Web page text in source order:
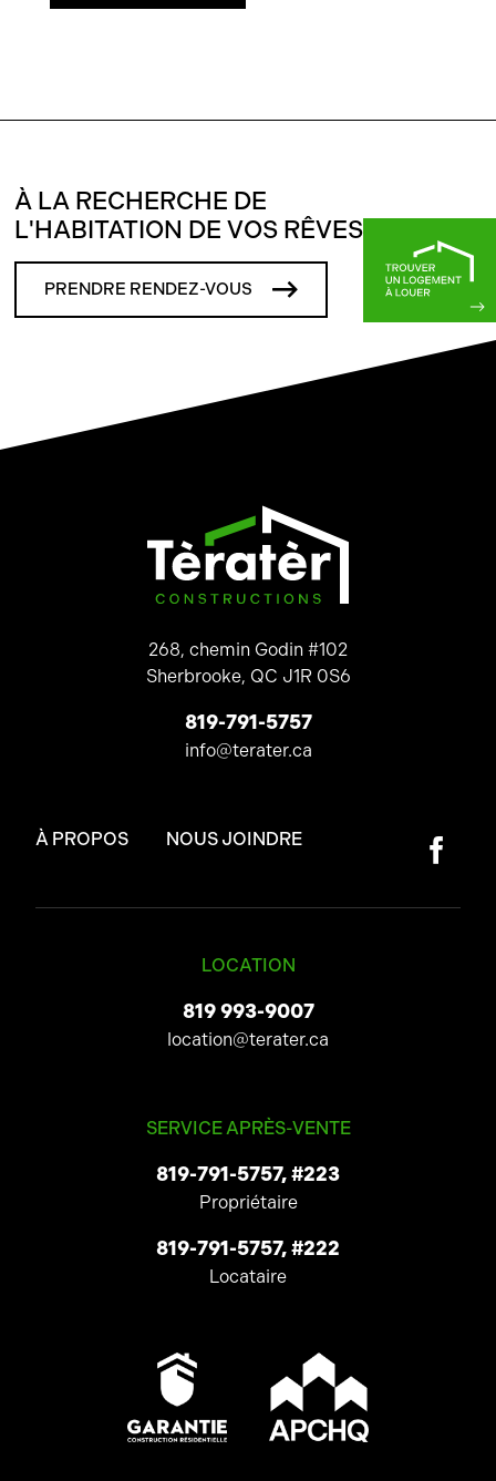
À LA RECHERCHE DE
L'HABITATION DE VOS RÊVES?
PRENDRE RENDEZ-VOUS
268, chemin Godin #102
Sherbrooke, QC J1R 0S6
819-791-5757
info@terater.ca
À PROPOS NOUS JOINDRE
LOCATION
819 993-9007
location@terater.ca
SERVICE APRÈS-VENTE
819-791-5757, #223
Propriétaire
819-791-5757, #222
Locataire